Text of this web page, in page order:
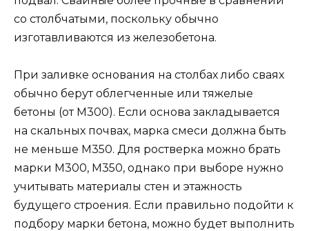
со столбчатыми, поскольку обычно
изготавливаются из железобетона.
При заливке основания на столбах либо сваях
обычно берут облегченные или тяжелые
бетоны (от М300). Если основа закладывается
на скальных почвах, марка смеси должна быть
не меньше М350. Для ростверка можно брать
марки М300, М350, однако при выборе нужно
учитывать материалы стен и этажность
будущего строения. Если правильно подойти к
подбору марки бетона, можно будет выполнить